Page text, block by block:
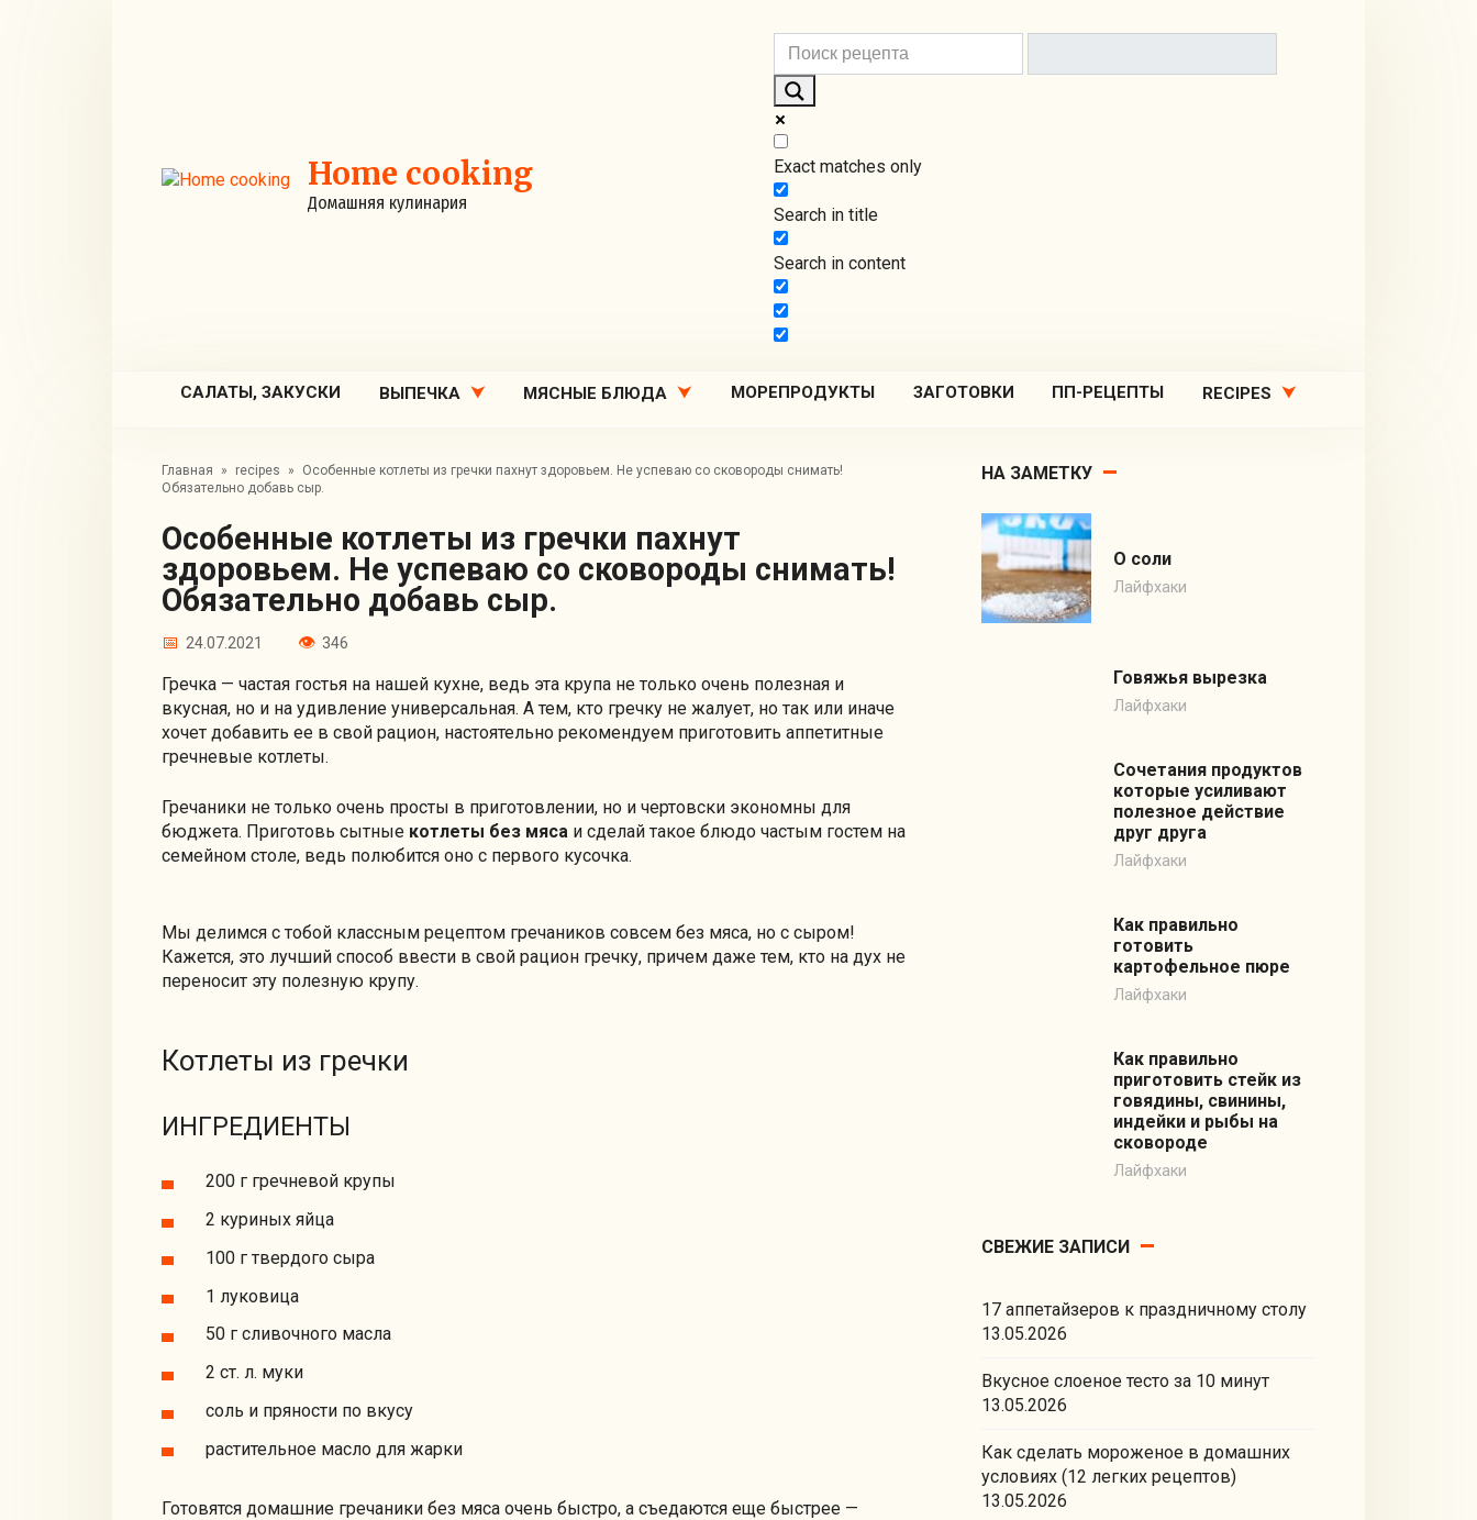
Home cooking
Домашняя кулинария
Exact matches only
Search in title
Search in content
САЛАТЫ, ЗАКУСКИ ВЫПЕЧКА МЯСНЫЕ БЛЮДА МОРЕПРОДУКТЫ ЗАГОТОВКИ ПП-РЕЦЕПТЫ RECIPES
Главная » recipes »
Особенные котлеты из гречки пахнут здоровьем. Не успеваю со сковороды снимать!
Обязательно добавь сыр.
Особенные котлеты из гречки пахнут
здоровьем. Не успеваю со сковороды снимать!
Обязательно добавь сыр.
24.07.2021 346
Гречка — частая гостья на нашей кухне, ведь эта крупа не только очень полезная и
вкусная, но и на удивление универсальная. А тем, кто гречку не жалует, но так или иначе
хочет добавить ее в свой рацион, настоятельно рекомендуем приготовить аппетитные
гречневые котлеты.
Гречаники не только очень просты в приготовлении, но и чертовски экономны для
бюджета. Приготовь сытные котлеты без мяса и сделай такое блюдо частым гостем на
семейном столе, ведь полюбится оно с первого кусочка.
Мы делимся с тобой классным рецептом гречаников совсем без мяса, но с сыром!
Кажется, это лучший способ ввести в свой рацион гречку, причем даже тем, кто на дух не
переносит эту полезную крупу.
Котлеты из гречки
ИНГРЕДИЕНТЫ
200 г гречневой крупы
2 куриных яйца
100 г твердого сыра
1 луковица
50 г сливочного масла
2 ст. л. муки
соль и пряности по вкусу
растительное масло для жарки
Готовятся домашние гречаники без мяса очень быстро, а съедаются еще быстрее —
НА ЗАМЕТКУ
О соли
Лайфхаки
Говяжья вырезка
Лайфхаки
Сочетания продуктов
которые усиливают
полезное действие
друг друга
Лайфхаки
Как правильно
готовить
картофельное пюре
Лайфхаки
Как правильно
приготовить стейк из
говядины, свинины,
индейки и рыбы на
сковороде
Лайфхаки
СВЕЖИЕ ЗАПИСИ
17 аппетайзеров к праздничному столу
13.05.2026
Вкусное слоеное тесто за 10 минут
13.05.2026
Как сделать мороженое в домашних
условиях (12 легких рецептов)
13.05.2026